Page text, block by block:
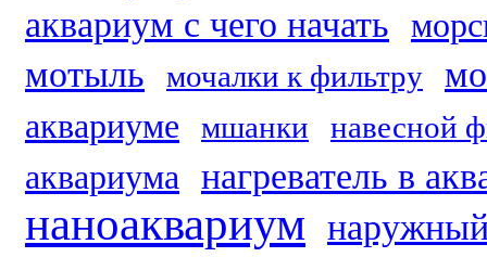
аквариум с чего начать
мотыль мочалки к фильтру
аквариуме мшанки навесной
аквариума нагреватель в
наноаквариум